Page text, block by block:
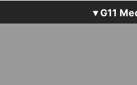
▾ G11